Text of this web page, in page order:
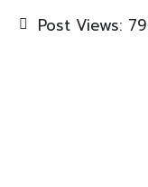
Post Views: